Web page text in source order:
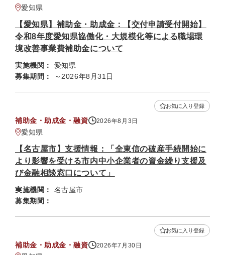
愛知県
【愛知県】補助金・助成金：【交付申請受付開始】
令和8年度愛知県協働化・大規模化等による職場環
境改善事業費補助金について
実施機関：
愛知県
募集期間：
～2026年8月31日
補助金・助成金・融資 2026年8月3日
愛知県
お気に入り登録
【名古屋市】支援情報：「全東信の破産手続開始に
より影響を受ける市内中小企業者の資金繰り支援及
び金融相談窓口について」
実施機関：
名古屋市
募集期間：
補助金・助成金・融資 2026年7月30日
お気に入り登録